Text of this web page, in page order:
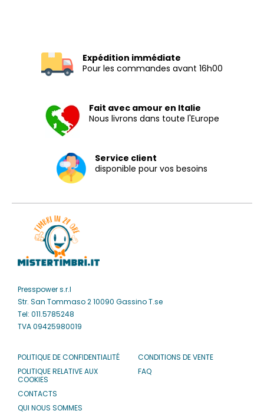
Expédition immédiate
Pour les commandes avant 16h00
Fait avec amour en Italie
Nous livrons dans toute l'Europe
Service client
disponible pour vos besoins
Presspower s.r.l
Str. San Tommaso 2 10090 Gassino T.se
Tel: 011.5785248
TVA 09425980019
POLITIQUE DE CONFIDENTIALITÉ
POLITIQUE RELATIVE AUX
COOKIES
CONTACTS
QUI NOUS SOMMES
CONDITIONS DE VENTE
FAQ